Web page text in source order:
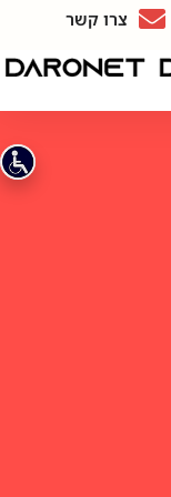
צרו קשר